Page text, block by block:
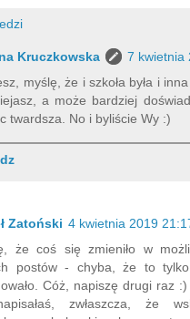
Kruczkowska
7 kwietnia
myślę, że i szkoła była i
a może bardziej
twardsza. No i byliście Wy :)
Zatoński 4 kwietnia 2019
że coś się zmieniło w
postów - chyba, że to
Cóż, napiszę drugi raz :)
zwłaszcza, że